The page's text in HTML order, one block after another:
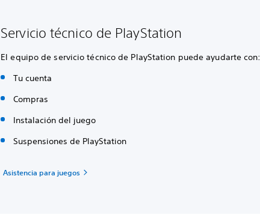
Servicio técnico de PlayStation
El equipo de servicio técnico de PlayStation puede ayudarte con:
Tu cuenta
Compras
Instalación del juego
Suspensiones de PlayStation
Asistencia para juegos